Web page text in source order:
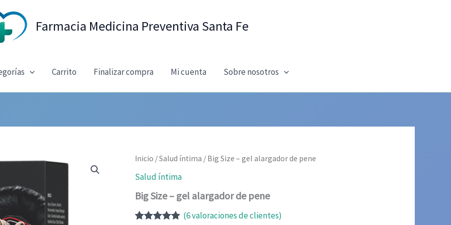
Farmacia Medicina Preventiva Santa Fe
Carrito Finalizar compra Mi cuenta Sobre nosotros
Inicio /Salud íntima / Big Size – gel alargador de pene
Salud íntima
Big Size – gel alargador de pene
(6valoraciones de clientes)